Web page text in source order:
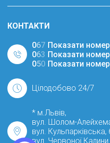
КОНТАКТИ
067 Показати номер
063 Показати номер
050 Показати номер
Цілодобово 24/7
* м.Львів,
вул. Шолом-
вул.
вул. Червоної